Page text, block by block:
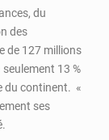
du
des
de 127 millions
13 %
du continent. «
ses